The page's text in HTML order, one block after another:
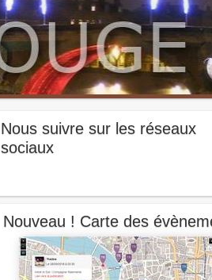
Nous suivre sur les réseaux
sociaux
Nouveau ! Carte des